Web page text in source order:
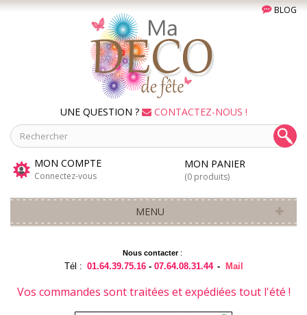
BLOG
UNE QUESTION ? CONTACTEZ-NOUS !
MON COMPTE
Connectez-vous
MON PANIER
(0 produits)
MENU
Nous contacter:
Tél : 01.64.39.75.16 -07.64.08.31.44 - Mail
Vos commandes sont traitées et expédiées tout l'été !